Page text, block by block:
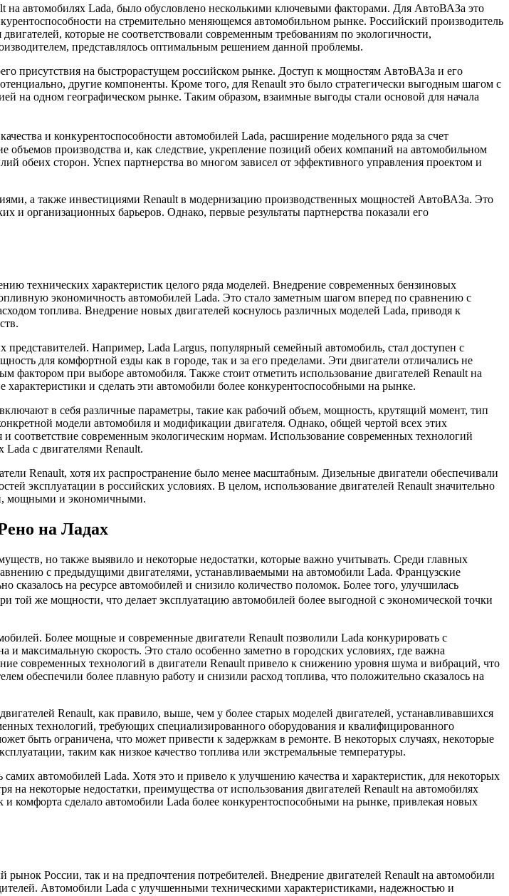
автомобилях Lada, было обусловлено несколькими ключевыми факторами. Для АвтоВАЗа это
на стремительно меняющемся автомобильном рынке. Российский производитель
которые не соответствовали современным требованиям по экологичности,
представлялось оптимальным решением данной проблемы.
присутствия на быстрорастущем российском рынке. Доступ к мощностям АвтоВАЗа и его
другие компоненты. Кроме того, для Renault это было стратегически выгодным шагом с
на одном географическом рынке. Таким образом, взаимные выгоды стали основой для начала
и конкурентоспособности автомобилей Lada, расширение модельного ряда за счет
производства и, как следствие, укрепление позиций обеих компаний на автомобильном
сторон. Успех партнерства во многом зависел от эффективного управления проектом и
а также инвестициями Renault в модернизацию производственных мощностей АвтоВАЗа. Это
организационных барьеров. Однако, первые результаты партнерства показали его
технических характеристик целого ряда моделей. Внедрение современных бензиновых
экономичность автомобилей Lada. Это стало заметным шагом вперед по сравнению с
топлива. Внедрение новых двигателей коснулось различных моделей Lada, приводя к
Например, Lada Largus, популярный семейный автомобиль, стал доступен с
для комфортной езды как в городе, так и за его пределами. Эти двигатели отличались не
при выборе автомобиля. Также стоит отметить использование двигателей Renault на
и сделать эти автомобили более конкурентоспособными на рынке.
в себя различные параметры, такие как рабочий объем, мощность, крутящий момент, тип
модели автомобиля и модификации двигателя. Однако, общей чертой всех этих
соответствие современным экологическим нормам. Использование современных технологий
с двигателями Renault.
Renault, хотя их распространение было менее масштабным. Дизельные двигатели обеспечивали
эксплуатации в российских условиях. В целом, использование двигателей Renault значительно
мощными и экономичными.
на Ладах
но также выявило и некоторые недостатки, которые важно учитывать. Среди главных
с предыдущими двигателями, устанавливаемыми на автомобили Lada. Французские
на ресурсе автомобилей и снизило количество поломок. Более того, улучшилась
той же мощности, что делает эксплуатацию автомобилей более выгодной с экономической точки
Более мощные и современные двигатели Renault позволили Lada конкурировать с
максимальную скорость. Это стало особенно заметно в городских условиях, где важна
современных технологий в двигатели Renault привело к снижению уровня шума и вибраций, что
обеспечили более плавную работу и снизили расход топлива, что положительно сказалось на
Renault, как правило, выше, чем у более старых моделей двигателей, устанавливавшихся
технологий, требующих специализированного оборудования и квалифицированного
быть ограничена, что может привести к задержкам в ремонте. В некоторых случаях, некоторые
таким как низкое качество топлива или экстремальные температуры.
автомобилей Lada. Хотя это и привело к улучшению качества и характеристик, для некоторых
некоторые недостатки, преимущества от использования двигателей Renault на автомобилях
комфорта сделало автомобили Lada более конкурентоспособными на рынке, привлекая новых
России, так и на предпочтения потребителей. Внедрение двигателей Renault на автомобили
Автомобили Lada с улучшенными техническими характеристиками, надежностью и